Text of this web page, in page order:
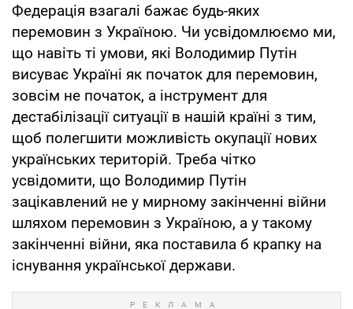
Федерація взагалі бажає будь-яких
перемовин з Україною. Чи усвідомлюємо ми,
що навіть ті умови, які Володимир Путін
висуває Україні як початок для перемовин,
зовсім не початок, а інструмент для
дестабілізації ситуації в нашій країні з тим,
щоб полегшити можливість окупації нових
українських територій. Треба чітко
усвідомити, що Володимир Путін
зацікавлений не у мирному закінченні війни
шляхом перемовин з Україною, а у такому
закінченні війни, яка поставила б крапку на
існування української держави.